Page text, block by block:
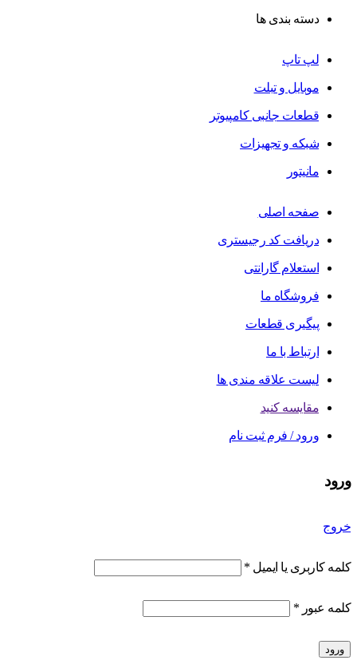
دسته بندی ها
لپ تاپ
موبایل و تبلت
قطعات جانبی کامپیوتر
شبکه و تجهیزات
مانیتور
صفحه اصلی
دریافت کد رجیستری
استعلام گارانتی
فروشگاه ما
پیگیری قطعات
ارتباط با ما
لیست علاقه مندی ها
مقایسه کنید
ورود / فرم ثبت نام
ورود
خروج
کلمه کاربری یا ایمیل *
کلمه عبور *
ورود